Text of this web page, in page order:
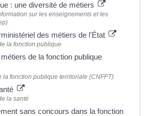
: une diversité de métiers
sur les enseignements et les
des métiers de l'État
la fonction publique
de la fonction publique
la fonction publique territoriale (CNFPT)
la santé
sans concours dans la fonction